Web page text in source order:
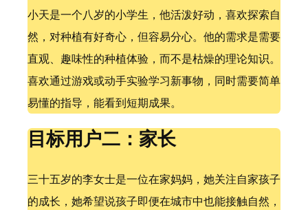
小天是一个八岁的小学生，他活泼好动，喜欢探索自
然，对种植有好奇心，但容易分心。他的需求是需要
直观、趣味性的种植体验，而不是枯燥的理论知识。
喜欢通过游戏或动手实验学习新事物，同时需要简单
易懂的指导，能看到短期成果。
目标用户二：家长
三十五岁的李女士是一位在家妈妈，她关注自家孩子
的成长，她希望说孩子即便在城市中也能接触自然，